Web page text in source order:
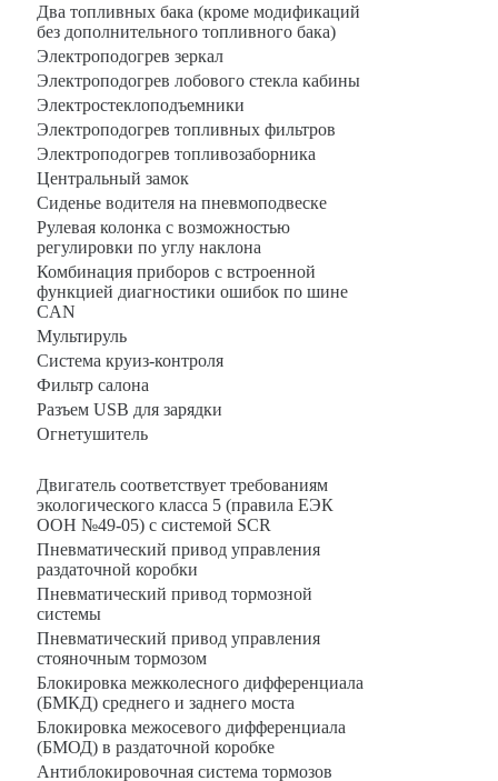
Два топливных бака (кроме модификаций
без дополнительного топливного бака)
Электроподогрев зеркал
Электроподогрев лобового стекла кабины
Электростеклоподъемники
Электроподогрев топливных фильтров
Электроподогрев топливозаборника
Центральный замок
Сиденье водителя на пневмоподвеске
Рулевая колонка с возможностью
регулировки по углу наклона
Комбинация приборов с встроенной
функцией диагностики ошибок по шине
CAN
Мультируль
Система круиз-контроля
Фильтр салона
Разъем USB для зарядки
Огнетушитель
Двигатель соответствует требованиям
экологического класса 5 (правила ЕЭК
ООН №49-05) с системой SCR
Пневматический привод управления
раздаточной коробки
Пневматический привод тормозной
системы
Пневматический привод управления
стояночным тормозом
Блокировка межколесного дифференциала
(БМКД) среднего и заднего моста
Блокировка межосевого дифференциала
(БМОД) в раздаточной коробке
Антиблокировочная система тормозов